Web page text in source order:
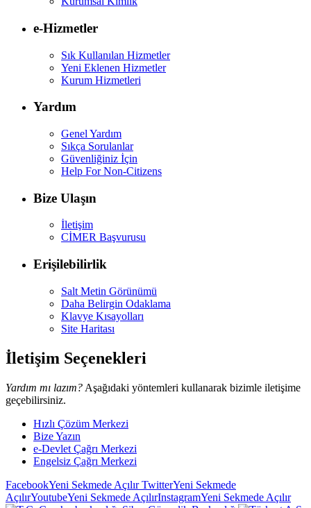
e-Hizmetler
Sık Kullanılan Hizmetler
Yeni Eklenen Hizmetler
Kurum Hizmetleri
Yardım
Genel Yardım
Sıkça Sorulanlar
Güvenliğiniz İçin
Help For Non-Citizens
Bize Ulaşın
İletişim
CİMER Başvurusu
Erişilebilirlik
Salt Metin Görünümü
Daha Belirgin Odaklama
Klavye Kısayolları
Site Haritası
İletişim Seçenekleri
Yardım mı lazım? Aşağıdaki yöntemleri kullanarak bizimle iletişime
geçebilirsiniz.
Hızlı Çözüm Merkezi
Bize Yazın
e-Devlet Çağrı Merkezi
Engelsiz Çağrı Merkezi
FacebookYeni Sekmede AçılırTwitterYeni Sekmede
AçılırYoutubeYeni Sekmede AçılırInstagramYeni Sekmede Açılır